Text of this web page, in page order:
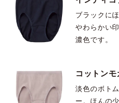
ブラックに
やわらかい
濃色です。
コットンモ
淡色のボト
ー。ほんの